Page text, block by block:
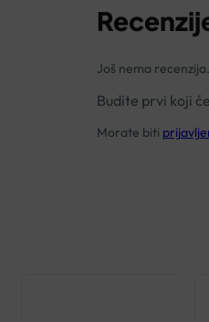
Još nema recenzija.
Budite prvi koji
Morate biti